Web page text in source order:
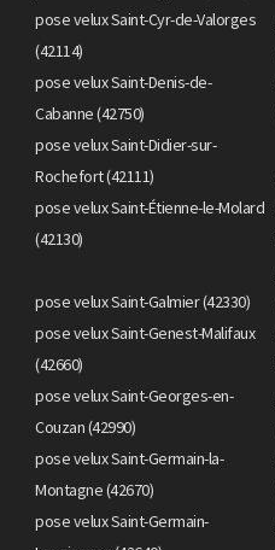
pose velux Saint-Cyr-de-Valorges
(42114)
pose velux Saint-Denis-de-
Cabanne (42750)
pose velux Saint-Didier-sur-
Rochefort (42111)
pose velux Saint-Étienne-le-Molard
(42130)
pose velux Saint-Galmier (42330)
pose velux Saint-Genest-Malifaux
(42660)
pose velux Saint-Georges-en-
Couzan (42990)
pose velux Saint-Germain-la-
Montagne (42670)
pose velux Saint-Germain-